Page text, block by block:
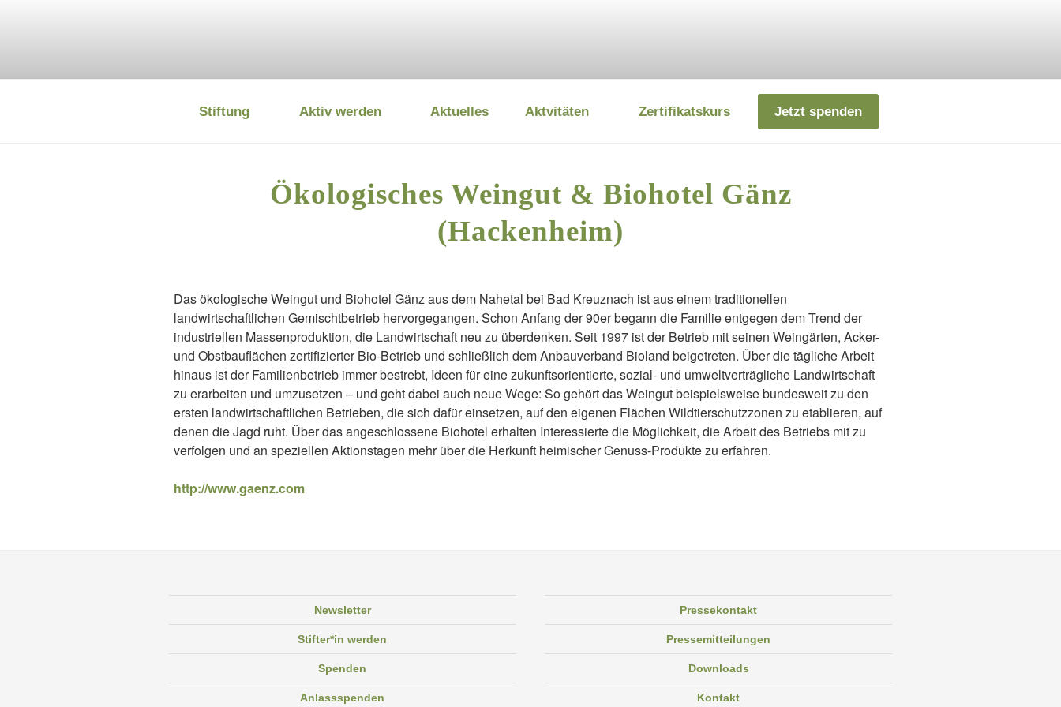
DEUTSCHE UMWELTSTIFTUNG
Stiftung Aktiv werden Aktuelles Aktvitäten Zertifikatskurs Jetzt spenden
Ökologisches Weingut & Biohotel Gänz
(Hackenheim)
Das ökologische Weingut und Biohotel Gänz aus dem Nahetal bei Bad Kreuznach ist aus einem traditionellen
landwirtschaftlichen Gemischtbetrieb hervorgegangen. Schon Anfang der 90er begann die Familie entgegen dem Trend der
industriellen Massenproduktion, die Landwirtschaft neu zu überdenken. Seit 1997 ist der Betrieb mit seinen Weingärten, Acker-
und Obstbauflächen zertifizierter Bio-Betrieb und schließlich dem Anbauverband Bioland beigetreten. Über die tägliche Arbeit
hinaus ist der Familienbetrieb immer bestrebt, Ideen für eine zukunftsorientierte, sozial- und umweltverträgliche Landwirtschaft
zu erarbeiten und umzusetzen – und geht dabei auch neue Wege: So gehört das Weingut beispielsweise bundesweit zu den
ersten landwirtschaftlichen Betrieben, die sich dafür einsetzen, auf den eigenen Flächen Wildtierschutzzonen zu etablieren, auf
denen die Jagd ruht. Über das angeschlossene Biohotel erhalten Interessierte die Möglichkeit, die Arbeit des Betriebs mit zu
verfolgen und an speziellen Aktionstagen mehr über die Herkunft heimischer Genuss-Produkte zu erfahren.
http://www.gaenz.com
Newsletter
Stifter*in werden
Spenden
Anlassspenden
Pressekontakt
Pressemitteilungen
Downloads
Kontakt